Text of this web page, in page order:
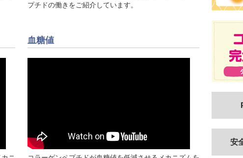
安
プチドの働きをご紹介しています。
血糖値